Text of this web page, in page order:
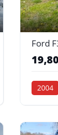
Ford
2004